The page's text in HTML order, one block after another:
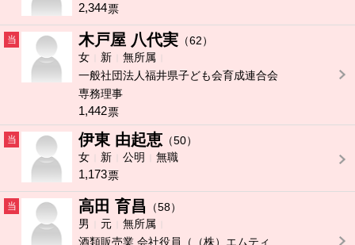
2,344票
当 木戸屋 八代実 （62）
女
新
無所属
一般社団法人福井県子ども会育成連合会
専務理事
1,442票
当 伊東 由起恵 （50）
女
新 公明 無職
1,173票
当 高田 育昌
（58）
男
元
無所属
酒類販売業 会社役員（（株）エムティ